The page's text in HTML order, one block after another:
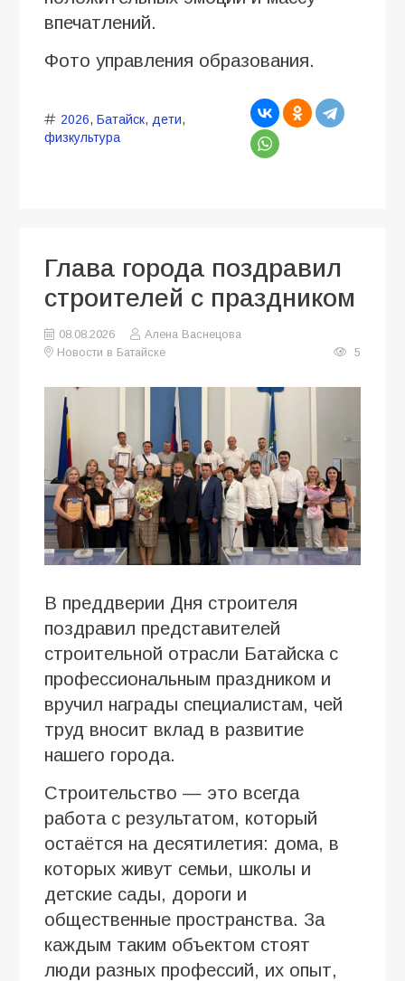
впечатлений.
Фото управления образования.
2026, Батайск, дети,
физкультура
Глава города поздравил
строителей с праздником
08.08.2026
Алена Васнецова
Новости в Батайске
5
В преддверии Дня строителя
поздравил представителей
строительной отрасли Батайска с
профессиональным праздником и
вручил награды специалистам, чей
труд вносит вклад в развитие
нашего города.
Строительство — это всегда
работа с результатом, который
остаётся на десятилетия: дома, в
которых живут семьи, школы и
детские сады, дороги и
общественные пространства. За
каждым таким объектом стоят
люди разных профессий, их опыт,